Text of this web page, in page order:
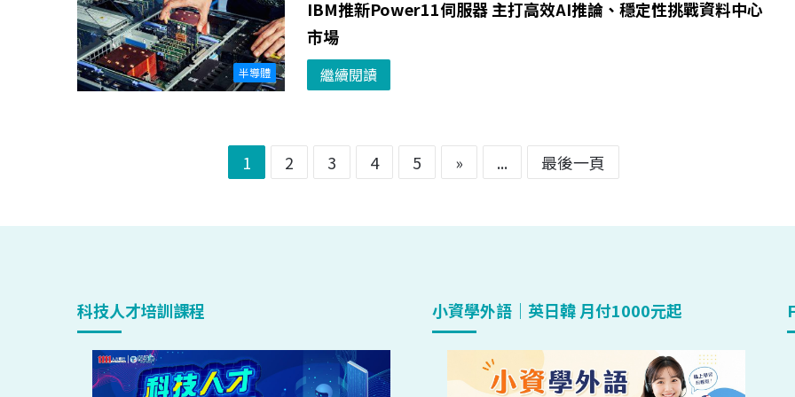
半導體
IBM推新Power11伺服器 主打高效AI推論、穩定性挑戰資料中心
市場
繼續閱讀
1 2 3 4 5 » ... 最後一頁
科技人才培訓課程 小資學外語｜英日韓 月付1000元起